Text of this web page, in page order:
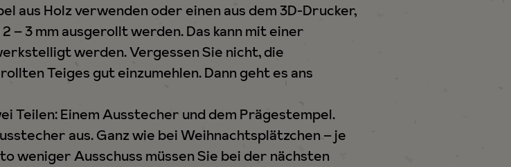
aus Holz verwenden oder einen aus dem 3D-Drucker,
– 3 mm ausgerollt werden. Das kann mit einer
werden. Vergessen Sie nicht, die
Teiges gut einzumehlen. Dann geht es ans
Teilen: Einem Ausstecher und dem Prägestempel.
aus. Ganz wie bei Weihnachtsplätzchen – je
weniger Ausschuss müssen Sie bei der nächsten